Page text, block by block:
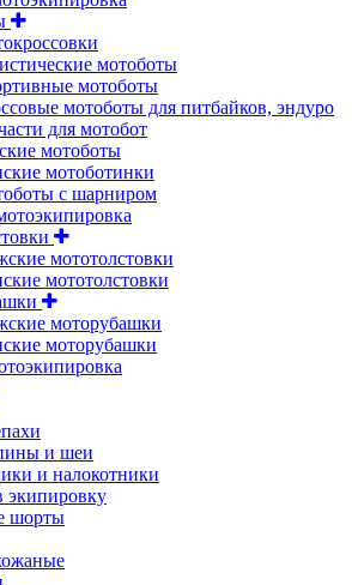
мотоботы
мотоботы
мотоботы для питбайков, эндуро
для мотобот
мотоботы
мотоботинки
с шарниром
мототолстовки
мототолстовки
моторубашки
моторубашки
и шеи
и налокотники
экипировку
шорты